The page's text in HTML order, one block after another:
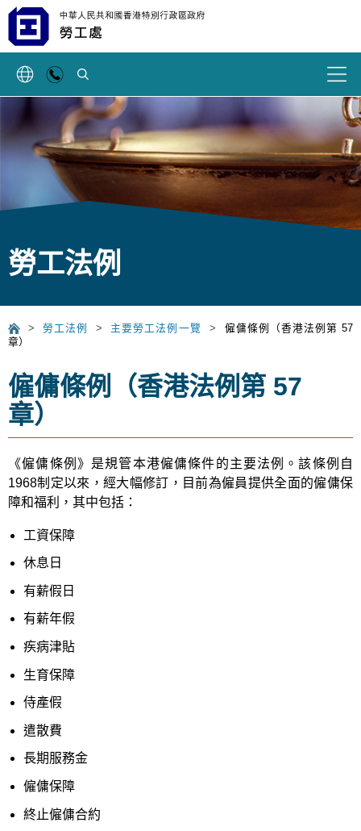
搜索
勞工法例
> 勞工法例 > 主要勞工法例一覽 >
僱傭條例（香港法例第 57
章）
僱傭條例（香港法例第 57
章）
《僱傭條例》是規管本港僱傭條件的主要法例。該條例自
1968制定以來，經大幅修訂，目前為僱員提供全面的僱傭保
障和福利，其中包括：
工資保障
休息日
有薪假日
有薪年假
疾病津貼
生育保障
侍產假
遣散費
長期服務金
僱傭保障
終止僱傭合約